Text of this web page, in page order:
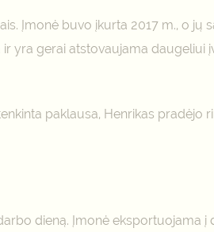
Įmonė buvo įkurta 2017 m., o jų
yra gerai atstovaujama daugeliui
paklausa, Henrikas pradėjo
dieną. Įmonė eksportuojama į